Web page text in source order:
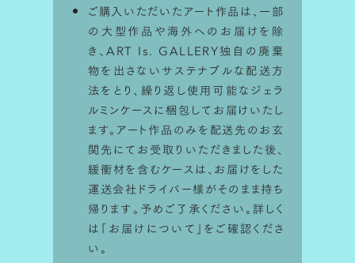
ご購入いただいたアート作品は、一部
の大型作品や海外へのお届けを除
き、ART Is. GALLERY独自の廃棄
物を出さないサステナブルな配送方
法をとり、繰り返し使用可能なジェラ
ルミンケースに梱包してお届けいたし
ます。アート作品のみを配送先のお玄
関先にてお受取りいただきました後、
緩衝材を含むケースは、お届けをした
運送会社ドライバー様がそのまま持ち
帰ります。予めご了承ください。詳しく
は「お届けについて 」をご確認くださ
い。
シミュレータ利用方法
ART Is.で取り扱っている作品はサイズ
比率を画面上でシミュレーションして楽
しむことが出来ます。